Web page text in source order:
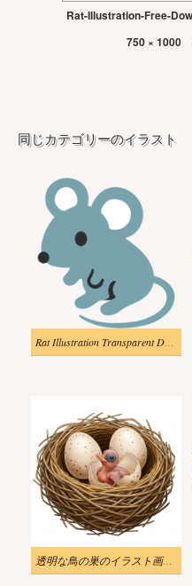
Rat-Illustration-Free-
750 × 1000
同じカテゴリーのイラスト
Rat Illustration Transparent Download
透明な鳥の巣のイラスト画像 2